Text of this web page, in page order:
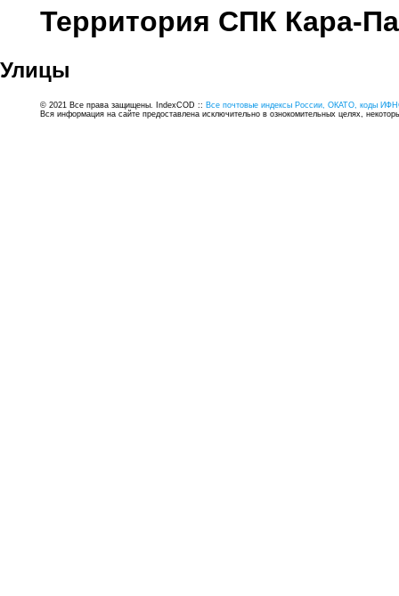
Территория СПК Кара-
Улицы
© 2021 Все права защищены. IndexCOD :: Все почтовые индексы России, ОКАТО, коды
Вся информация на сайте предоставлена исключительно в ознокомительных целях,